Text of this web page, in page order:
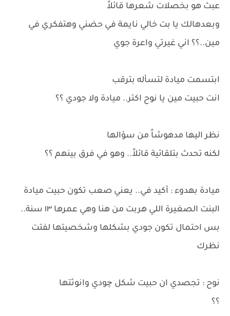
عبث هو بخصلات شعرها قائلاً
وبعدهالك يا بت خالي نايمة في حضني وهتفكري في
مين..؟؟ اني غيرتي واعرة جوي
ابتسمت ميادة لتسأله بترقب
انت حبيت مين يا نوح اكتر.. ميادة ولا جودي ؟؟
نظر اليها مدهوشاً من سؤالها
لكنه تحدث بتلقائية قائلاً.. وهو في فرق بينهم ؟؟
ميادة بهدوء : أكيد في.. يعني صعب تكون حبيت ميادة
البنت الصغيرة اللي هربت من هنا وهي عمرها ١٣ سنة..
بس احتمال تكون جودي بشكلها وشخصيتها لفتت
نظرك
نوح : تجصدي ان حبيت شكل چودي وانوثتها
؟؟